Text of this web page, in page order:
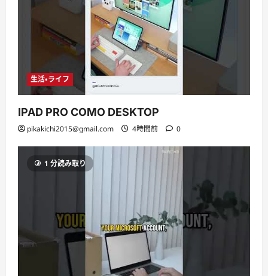
生活・ライフ
IPAD PRO COMO DESKTOP
pikakichi2015@gmail.com 4時間前 0
1 分読み取り